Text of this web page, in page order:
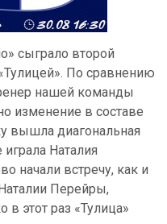
сыграло второй
По сравнению
нашей команды
изменение в составе
вышла диагональная
Наталия
начали встречу, как и
Перейры,
в этот раз «Тулица»